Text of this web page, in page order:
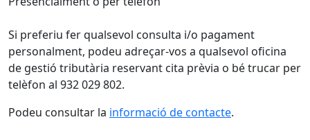
Si preferiu fer qualsevol consulta i/o pagament
personalment, podeu adreçar-vos a qualsevol oficina
de gestió tributària reservant cita prèvia o bé trucar per
telèfon al 932 029 802.
Podeu consultar la informació de contacte.